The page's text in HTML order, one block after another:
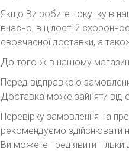
Якщо Ви робите покупку в
вчасно, в цілості й
своєчасної доставки, а
До того ж в нашому
Перед відправкою
Доставка може зайняти від
Перевірку замовлення на
рекомендуємо здійснювати
Ви можете пред'явити